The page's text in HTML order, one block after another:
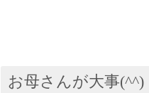
お母さんが大事(^^)